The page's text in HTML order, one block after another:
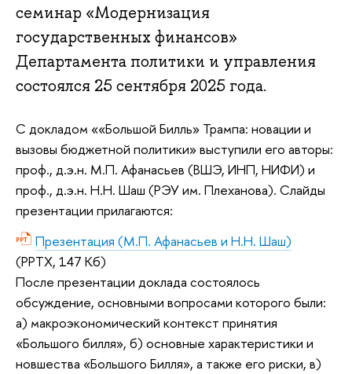
семинар «Модернизация
государственных финансов»
Департамента политики и управления
состоялся 25 сентября 2025 года.
С докладом ««Большой Билль» Трампа: новации и
вызовы бюджетной политики» выступили его авторы:
проф., д.э.н. М.П. Афанасьев (ВШЭ, ИНП, НИФИ) и
проф., д.э.н. Н.Н. Шаш (РЭУ им. Плеханова). Слайды
презентации прилагаются:
Презентация (М.П. Афанасьев и Н.Н. Шаш)
(PPTX, 147 Кб)
После презентации доклада состоялось
обсуждение, основными вопросами которого были:
а) макроэкономический контекст принятия
«Большого билля», б) основные характеристики и
новшества «Большого Билля», а также его риски, в)